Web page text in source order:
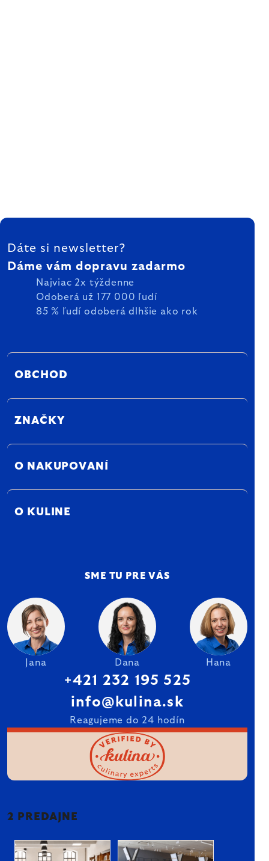
ZÁPÄTIE
Dáte si newsletter?
Dáme vám dopravu zadarmo
Najviac 2x týždenne
Odoberá už 177 000 ľudí
85 % ľudí odoberá dlhšie ako rok
OBCHOD
ZNAČKY
O NAKUPOVANÍ
O KULINE
SME TU PRE VÁS
Jana Dana Hana
+421 232 195 525
info@kulina.sk
Reagujeme do 24 hodín
2 PREDAJNE